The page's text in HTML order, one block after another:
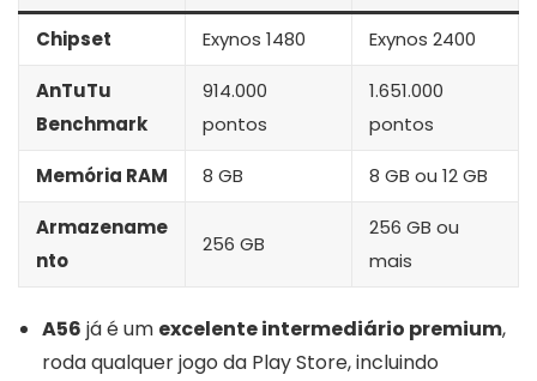
Chipset Exynos 1480 Exynos 2400
AnTuTu
Benchmark
914.000
pontos
1.651.000
pontos
Memória RAM 8 GB 8 GB ou 12 GB
Armazename
nto
256 GB
256 GB ou
mais
A56 já é um excelente intermediário premium,
roda qualquer jogo da Play Store, incluindo